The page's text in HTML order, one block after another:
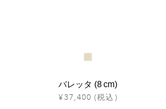
バレッタ (8 cm)
¥37,400 (税込)